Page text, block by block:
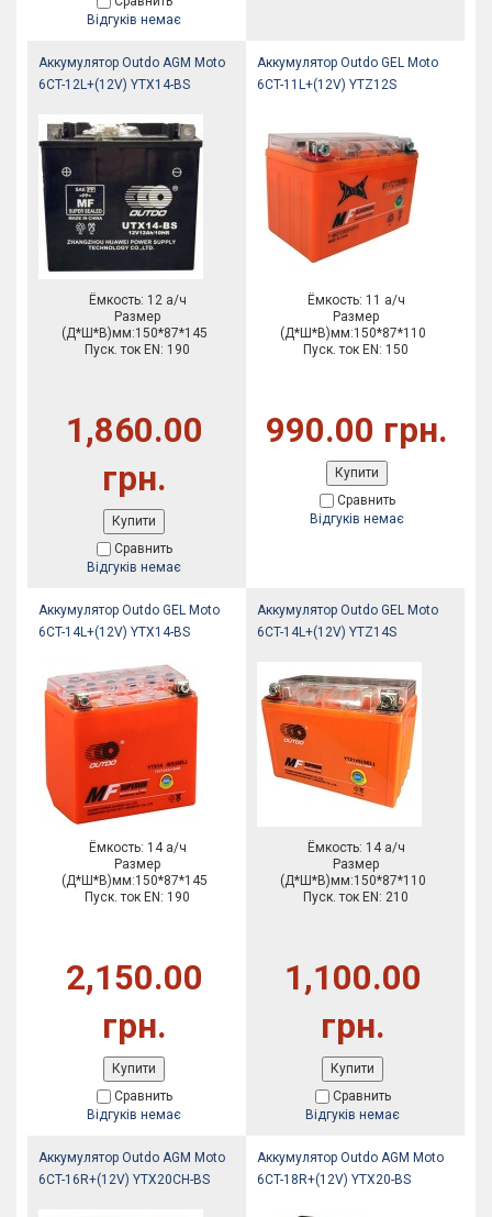
Відгуків немає
Аккумулятор Outdo AGM Moto
6CT-12L+(12V) YTX14-BS
Ёмкость: 12 а/ч
Размер
(Д*Ш*В)мм:150*87*145
Пуск. ток EN: 190
1,860.00
грн.
Купити
Сравнить
Відгуків немає
Аккумулятор Outdo GEL Moto
6CT-11L+(12V) YTZ12S
Ёмкость: 11 а/ч
Размер
(Д*Ш*В)мм:150*87*110
Пуск. ток EN: 150
990.00 грн.
Купити
Сравнить
Відгуків немає
Аккумулятор Outdo GEL Moto
6CT-14L+(12V) YTX14-BS
Ёмкость: 14 а/ч
Размер
(Д*Ш*В)мм:150*87*145
Пуск. ток EN: 190
2,150.00
грн.
Купити
Сравнить
Відгуків немає
Аккумулятор Outdo GEL Moto
6CT-14L+(12V) YTZ14S
Ёмкость: 14 а/ч
Размер
(Д*Ш*В)мм:150*87*110
Пуск. ток EN: 210
1,100.00
грн.
Купити
Сравнить
Відгуків немає
Аккумулятор Outdo AGM Moto
6CT-16R+(12V) YTX20CH-BS
Аккумулятор Outdo AGM Moto
6CT-18R+(12V) YTX20-BS